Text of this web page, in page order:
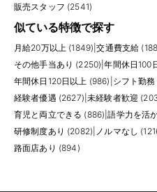
販売スタッフ (2541)
似ている特徴で探す
月給20万以上 (1849) |交通費支給
その他手当あり (2250) |年間休日100
年間休日120日以上 (986) シフト勤
経験者優遇 (2627) |未経験者歓迎
育児と両立できる (886) |語学力を活
研修制度あり (2082) ノルマなし
路面店あり (894)